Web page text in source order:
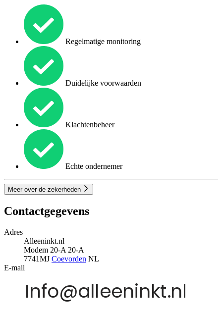
Regelmatige monitoring
Duidelijke voorwaarden
Klachtenbeheer
Echte ondernemer
Meer over de zekerheden
Contactgegevens
Adres
Alleeninkt.nl
Modem 20-A 20-A
7741MJ Coevorden NL
E-mail